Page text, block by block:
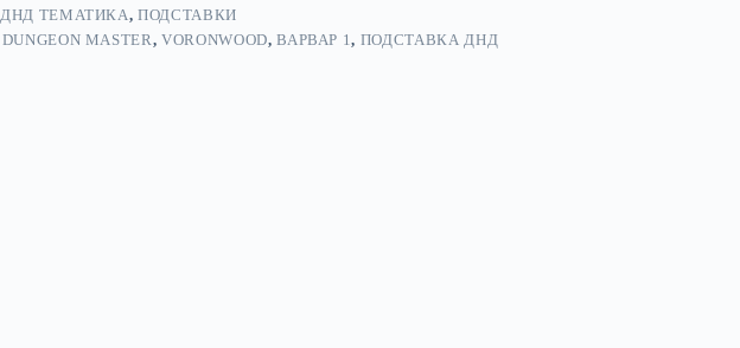
ДНД ТЕМАТИКА,ПОДСТАВКИ
DUNGEON MASTER,VORONWOOD,ВАРВАР 1, ПОДСТАВКА ДНД